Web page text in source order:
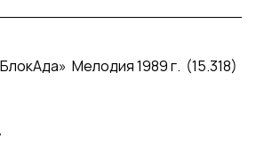
Мелодия 1989 г. (15.318)